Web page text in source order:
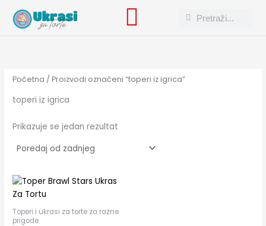
content
Search
Search
Početna / Proizvodi označeni “toperi iz igrica”
toperi iz igrica
Prikazuje se jedan rezultat
Toperi i ukrasi za torte za razne
prigode